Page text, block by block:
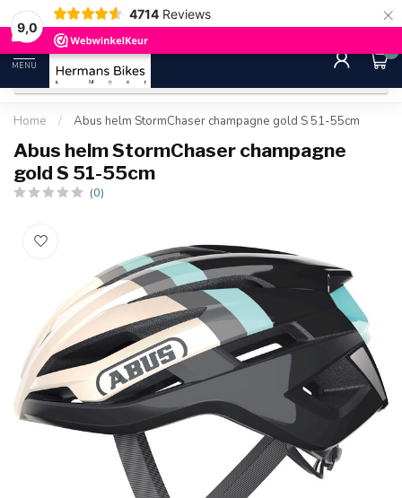
9,0
4714 Reviews ×
30 dagen bedenktijd Gratis
MENU
0
Home / Abus helm StormChaser champagne gold S 51-55cm
Abus helm StormChaser champagne
gold S 51-55cm
(0)